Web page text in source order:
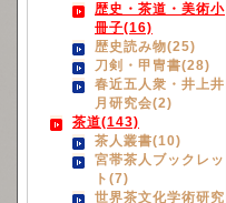
歴史・茶道・美術小
冊子(16)
歴史読み物(25)
刀剣・甲冑書(28)
春近五人衆・井上井
月研究会(2)
茶道(143)
茶人叢書(10)
宮帯茶人ブックレッ
ト(7)
世界茶文化学術研究